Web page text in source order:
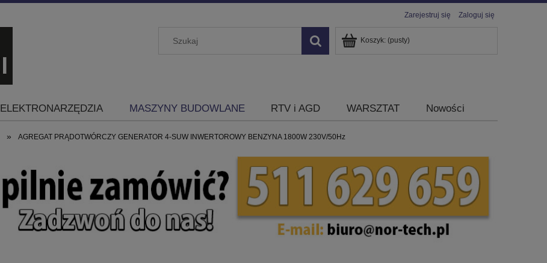
Zarejestruj się Zaloguj się
Koszyk: (pusty)
ELEKTRONARZĘDZIA MASZYNY BUDOWLANE RTV i AGD WARSZTAT Nowości
» AGREGAT PRĄDOTWÓRCZY GENERATOR 4-SUW INWERTOROWY BENZYNA 1800W 230V/50Hz